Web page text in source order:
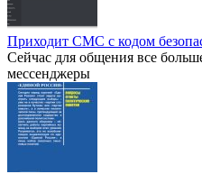
Приходит СМС с кодом
Сейчас для общения все
мессенджеры